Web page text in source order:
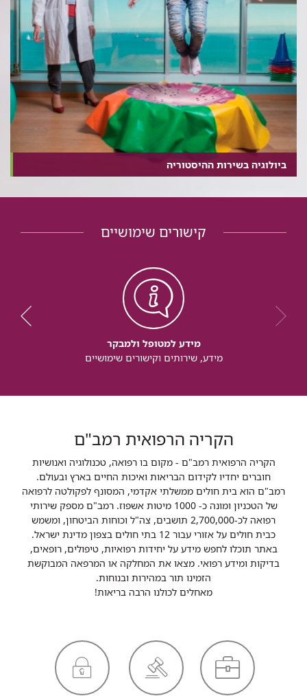
ביולוגיה בשירות ההיסטוריה
קישורים שימושיים
מידע למטופל ולמבקר
מידע, שירותים וקישורים שימושיים
הקריה הרפואית רמב"ם
הקריה הרפואית רמב"ם - מקום בו רפואה, טכנולוגיה ואנושיות
חוברים יחדיו לקידום הבריאות ואיכות החיים בארץ ובעולם.
רמב"ם הוא בית חולים ממשלתי אקדמי, המסונף לפקולטה לרפואה
של הטכניון ומונה כ- 1000 מיטות אשפוז. רמב"ם מספק שירותי
רפואה לכ-2,700,000 תושבים, צה"ל וכוחות הביטחון, ומשמש
כבית חולים על אזורי עבור 12 בתי חולים בצפון מדינת ישראל.
באתר תוכלו לחפש מידע על יחידות רפואיות, טיפולים, רופאים,
בדיקות ומידע רפואי. מצאו את המחלקה או המרפאה המבוקשת
הזמינו תור במהירות ובנוחות.
מאחלים לכולנו הרבה בריאות!